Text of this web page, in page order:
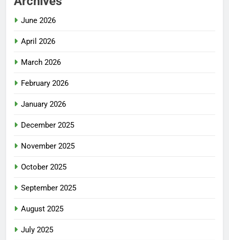
June 2026
April 2026
March 2026
February 2026
January 2026
December 2025
November 2025
October 2025
September 2025
August 2025
July 2025